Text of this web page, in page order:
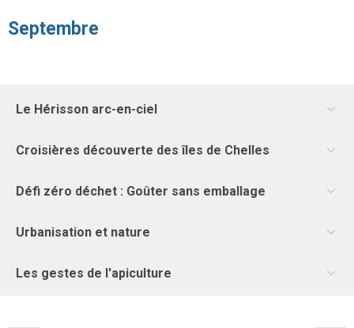
Septembre
Le Hérisson arc-en-ciel
Croisières découverte des îles de Chelles
Défi zéro déchet : Goûter sans emballage
Urbanisation et nature
Les gestes de l'apiculture